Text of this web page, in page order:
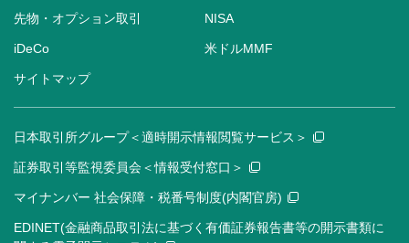
先物・オプション取引 NISA
iDeCo 米ドルMMF
サイトマップ
日本取引所グループ＜適時開示情報閲覧サービス＞
証券取引等監視委員会＜情報受付窓口＞
マイナンバー 社会保障・税番号制度(内閣官房)
EDINET(金融商品取引法に基づく有価証券報告書等の開示書類に